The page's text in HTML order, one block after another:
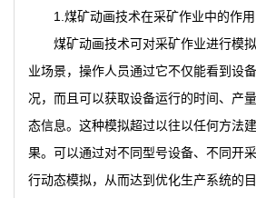
1.煤矿动画技术在采矿作业中的作用
煤矿动画技术可对采矿作业进行模
业场景，操作人员通过它不仅能看到设
况，而且可以获取设备运行的时间、产
态信息。这种模拟超过以往以任何方法
果。可以通过对不同型号设备、不同开
行动态模拟，从而达到优化生产系统的目